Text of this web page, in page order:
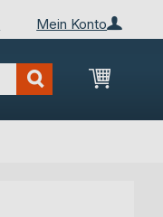
Mein Konto
Mein